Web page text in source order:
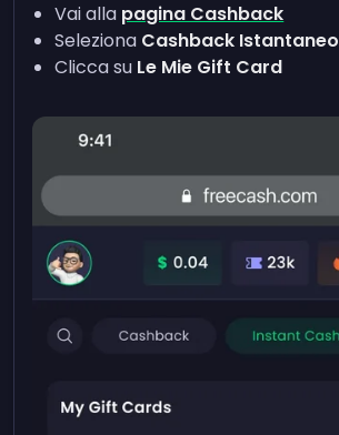
Vai alla pagina Cashback
Seleziona Cashback Istantaneo
Clicca su Le Mie Gift Card